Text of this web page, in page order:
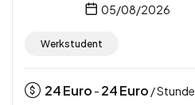
05/08/2026
Werkstudent
24Euro - 24Euro / Stunde